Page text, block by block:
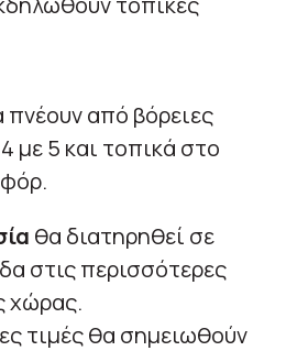
πνέουν από βόρειες
με 5 και τοπικά στο
θα διατηρηθεί σε
στις περισσότερες
χώρας.
τιμές θα σημειωθούν